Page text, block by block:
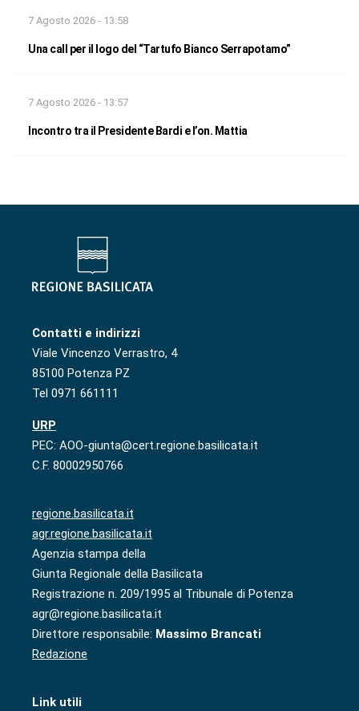
7 Agosto 2026 - 13:58
Una call per il logo del “Tartufo Bianco Serrapotamo”
7 Agosto 2026 - 13:57
Incontro tra il Presidente Bardi e l’on. Mattia
Contatti e indirizzi
Viale Vincenzo Verrastro, 4
85100 Potenza PZ
Tel 0971 661111
URP
PEC: AOO-giunta@cert.regione.basilicata.it
C.F. 80002950766
regione.basilicata.it
agr.regione.basilicata.it
Agenzia stampa della
Giunta Regionale della Basilicata
Registrazione n. 209/1995 al Tribunale di Potenza
agr@regione.basilicata.it
Direttore responsabile: Massimo Brancati
Redazione
Link utili